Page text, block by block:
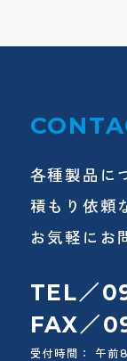
各種製品に
積もり依頼
お気軽にお
TEL／
FAX／
受付時間： 午前